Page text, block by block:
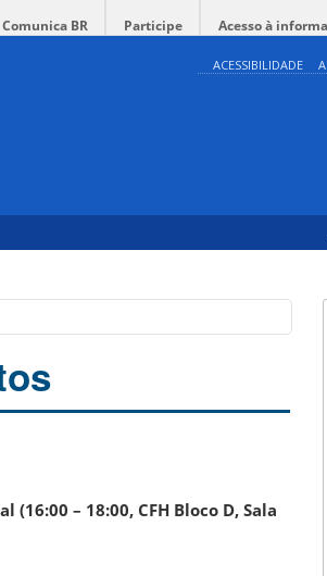
Comunica BR Participe Acesso à
ACESSIBILIDADE
– 18:00, CFH Bloco D, Sala